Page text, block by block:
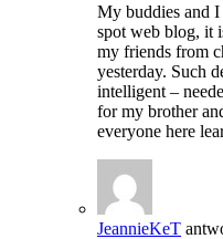
My buddies and I
spot web blog, it
my friends from
yesterday. Such
intelligent –
for my brother
everyone here
JeannieKeT